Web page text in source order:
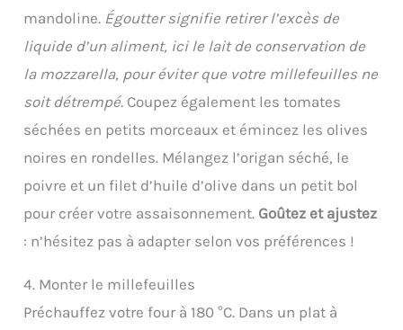
mandoline. Égoutter signifie retirer l’excès de
liquide d’un aliment, ici le lait de conservation de
la mozzarella, pour éviter que votre millefeuilles ne
soit détrempé. Coupez également les tomates
séchées en petits morceaux et émincez les olives
noires en rondelles. Mélangez l’origan séché, le
poivre et un filet d’huile d’olive dans un petit bol
pour créer votre assaisonnement. Goûtez et ajustez
: n’hésitez pas à adapter selon vos préférences !
4. Monter le millefeuilles
Préchauffez votre four à 180 °C. Dans un plat à